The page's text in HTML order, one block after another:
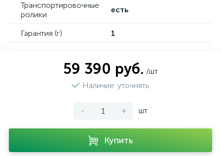
Транспортировочные
ролики
есть
Гарантия (г) 1
59 390 руб. /шт
Наличие: уточнять
- + шт
Купить